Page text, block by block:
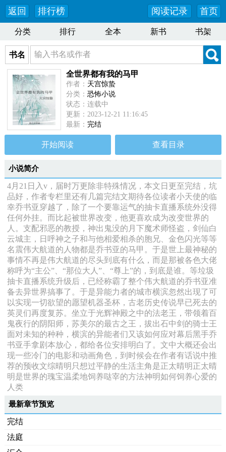
返回 排行榜 首页
阅读记录
分类 排行 全本 新书 书架
书名
全世界都有我的马甲
作者： 天宫惊蛰
分类： 恐怖小说
状态：连载中
更新：2023-12-21 11:16:45
最新： 完结
开始阅读 查看目录
小说简介
4月21日入v，届时万更除非特殊情况，本文日更至完结，坑
品好，作者专栏里还有几篇完结文期待各位读者小天使的临
幸乔书亚穿越了，除了一个要靠运气的抽卡直播系统外没得
任何外挂。而比起被世界改变，他更喜欢成为改变世界的
人。支配邪恶的教授，神出鬼没的月下魔术师怪盗，剑仙白
云城主，日呼神之子和与他相爱相杀的胞兄、金色闪光等等
名震伟大航道的人物都是乔书亚的马甲。于是世上最神秘的
事情不再是伟大航道的尽头到底有什么，而是那被各色大佬
称呼为“主公”、“那位大人”、“尊上”的，到底是谁。等垃圾
抽卡直播系统升级后，已经称霸了整个伟大航道的乔书亚准
备去异世界搞事了。于是异能力者的城市横滨忽然出现了可
以实现一切欲望的愿望机器圣杯，古老历史传说早已死去的
英灵们再度复苏。坐立于光辉神殿之中的法老王，带领着百
鬼夜行的阴阳师，苏美尔的最古之王，拔出石中剑的骑士王
面对未知的种种，横滨的异能者们又该如何应对幕后黑手乔
书亚手拿剧本放心，都给各位安排明白了。文中大概还会出
现一些冷门的电影和动画角色，到时候会在作者有话说中推
荐的预收文综晴明只想过平静的生活主角是正太晴明正太晴
明是世界的瑰宝温柔地饲养哒宰的方法神明如何饲养心爱的
人类
最新章节预览
完结
法庭